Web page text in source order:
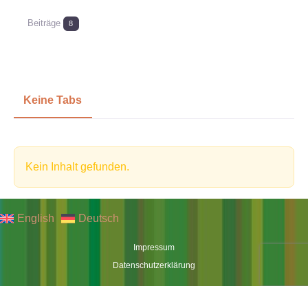
Beiträge 8
Keine Tabs
Kein Inhalt gefunden.
English Deutsch
Impressum
Datenschutzerklärung